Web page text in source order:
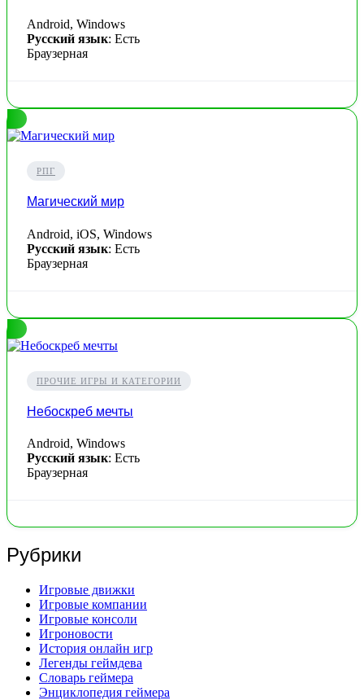
Android, Windows
Русский язык: Есть
Браузерная
РПГ
Магический мир
Android, iOS, Windows
Русский язык: Есть
Браузерная
ПРОЧИЕ ИГРЫ И КАТЕГОРИИ
Небоскреб мечты
Android, Windows
Русский язык: Есть
Браузерная
Рубрики
Игровые движки
Игровые компании
Игровые консоли
Игроновости
История онлайн игр
Легенды геймдева
Словарь геймера
Энциклопедия геймера